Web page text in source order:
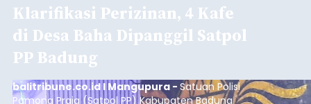
Klarifikasi Perizinan, 4 Kafe
di Desa Baha Dipanggil Satpol
PP Badung
balitribune.co.id I Mangupura - Satuan Polisi
Pamong Praja (Satpol PP) Kabupaten Badung